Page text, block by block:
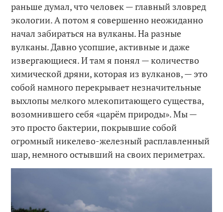
раньше думал, что человек — главный зловред
экологии. А потом я совершенно неожиданно
начал забираться на вулканы. На разные
вулканы. Давно усопшие, активные и даже
извергающиеся. И там я понял — количество
химической дряни, которая из вулканов, — это
собой намного перекрывает незначительные
выхлопы мелкого млекопитающего существа,
возомнившего себя «царём природы». Мы —
это просто бактерии, покрывшие собой
огромный никелево-железный расплавленный
шар, немного остывший на своих периметрах.